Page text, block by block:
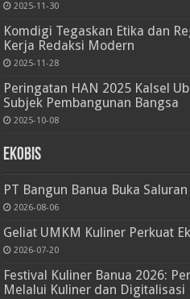
2025-11-30
Komdigi Tegaskan Etika dan
Kerja Redaksi Modern
2025-11-28
Peringatan HAN 2025 Kalsel
Subjek Pembangunan Bangsa
2025-10-08
Ekobis
PT Bangun Banua Buka
2026-08-06
Geliat UMKM Kuliner Perkuat
2026-07-20
Festival Kuliner Banua 2026:
Melalui Kuliner dan